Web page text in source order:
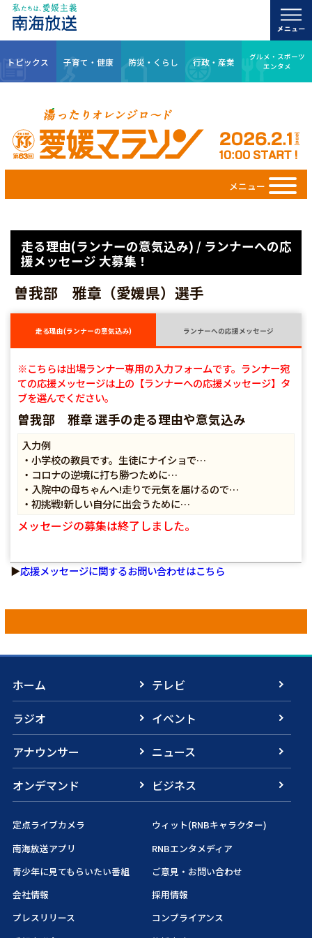
トピックス 子育て・健康 防災・くらし 行政・産業
グルメ・スポーツ
エンタメ
メニュー
走る理由(ランナーの意気込み) / ランナーへの応
援メッセージ 大募集！
曽我部 雅章（愛媛県）選手
走る理由(ランナーの意気込み) ランナーへの応援メッセージ
※こちらは出場ランナー専用の入力フォームです。ランナー宛
ての応援メッセージは上の【ランナーへの応援メッセージ】タ
ブを選んでください。
曽我部 雅章 選手の走る理由や意気込み
入力例
・小学校の教員です。生徒にナイショで…
・コロナの逆境に打ち勝つために…
・入院中の母ちゃんへ!走りで元気を届けるので…
・初挑戦!新しい自分に出会うために…
メッセージの募集は終了しました。
▶応援メッセージに関するお問い合わせはこちら
ホーム
テレビ
ラジオ
イベント
アナウンサー
ニュース
オンデマンド
ビジネス
定点ライブカメラ
ウィット(RNBキャラクター)
南海放送アプリ
RNBエンタメディア
青少年に見てもらいたい番組
ご意見・お問い合わせ
会社情報
採用情報
プレスリリース
コンプライアンス